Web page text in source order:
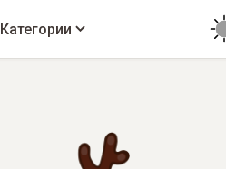
Категории